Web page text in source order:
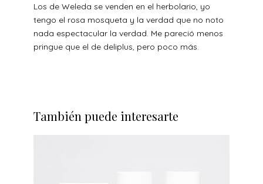
Los de Weleda se venden en el herbolario, yo
tengo el rosa mosqueta y la verdad que no noto
nada espectacular la verdad. Me pareció menos
pringue que el de deliplus, pero poco más.
También puede interesarte